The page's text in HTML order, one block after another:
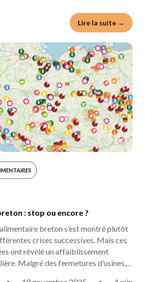
Lire la suite →
: stop ou encore ?
breton s’est montré plutôt
crises successives. Mais ces
ont révélé un affaiblissement
Malgré des fermetures d’usines,…